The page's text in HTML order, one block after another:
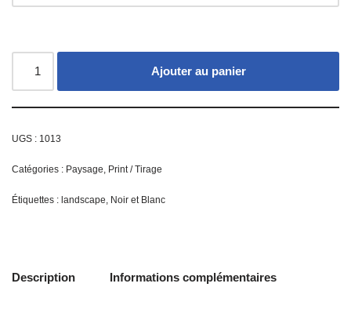
Ajouter au panier
UGS : 1013
Catégories : Paysage Print / Tirage
Étiquettes : landscape Noir et Blanc
Description Informations complémentaires